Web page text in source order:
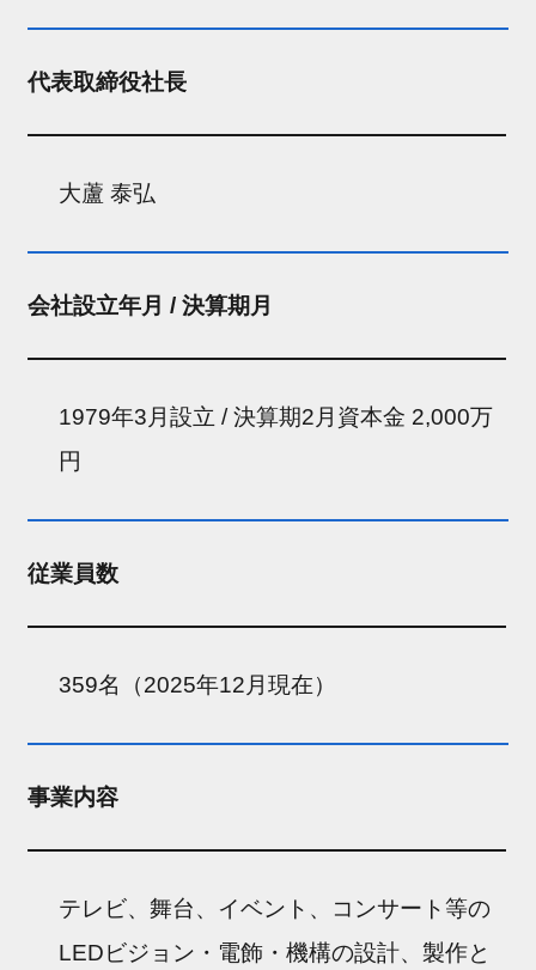
代表取締役社長
大蘆 泰弘
会社設立年月 / 決算期月
1979年3月設立 / 決算期2月資本金 2,000万
円
従業員数
359名（2025年12月現在）
事業内容
テレビ、舞台、イベント、コンサート等の
LEDビジョン・電飾・機構の設計、製作と